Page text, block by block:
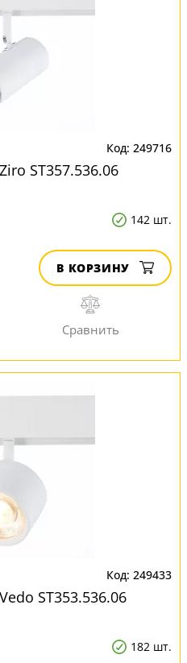
249716
ST357.536.06
142 шт.
В КОРЗИНУ
249433
ST353.536.06
182 шт.